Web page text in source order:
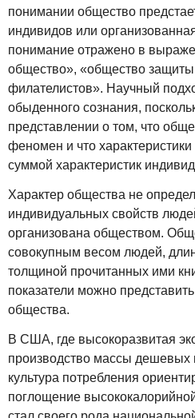
понимании общество
индивидов или
понимание отражено в
общество», «общество
филателистов». Научный
обыденного сознания,
представлении о том, что
феномен и что
суммой характеристик
Характер общества не
индивидуальных свойств
организована обществом.
совокупным весом людей,
толщиной прочитанных ими
показатели можно
общества.
В США, где высокоразвитая
производство массы дешевых
культура потребления
поглощение